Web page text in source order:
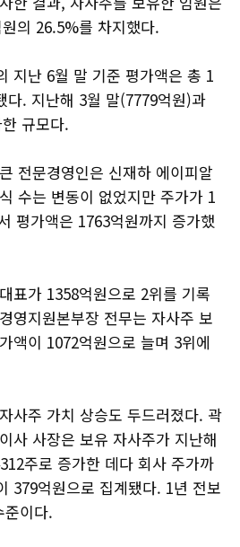
의 26.5%를 차지했다.
지난 6월 말 기준 평가액은 총 1
다. 지난해 3월 말(7779억원)과
규모다.
전문경영인은 신재하 에이피알
수는 변동이 없었지만 주가가 1
평가액은 1763억원까지 증가했
표가 1358억원으로 2위를 기록
영지원본부장 전무는 자사주 보
액이 1072억원으로 늘며 3위에
사주 가치 상승도 두드러졌다. 곽
사 사장은 보유 자사주가 지난해
주로 증가한 데다 회사 주가까
379억원으로 집계됐다. 1년 전보
이다.